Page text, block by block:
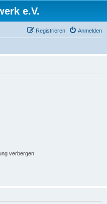
e.V.
Anmelden
Registrieren
verbergen